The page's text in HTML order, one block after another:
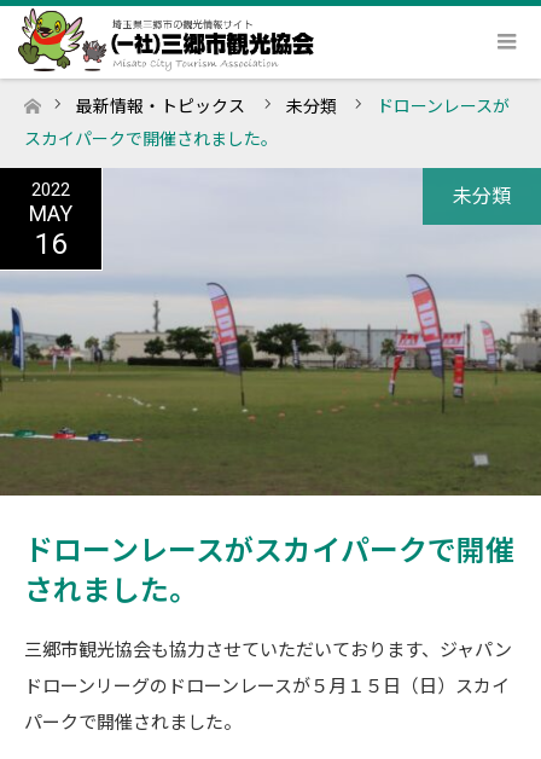
ホーム
最新情報・トピックス 未分類
ドローンレースが
スカイパークで開催されました。
2022
MAY
16
未分類
ドローンレースがスカイパークで開催
されました。
三郷市観光協会も協力させていただいております、ジャパン
ドローンリーグのドローンレースが５月１５日（日）スカイ
パークで開催されました。